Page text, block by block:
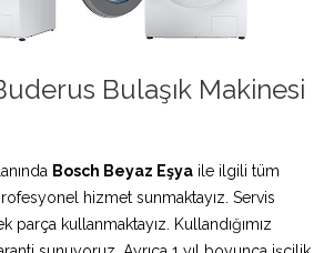
Bulaşık Makinesi
Bosch Beyaz Eşya ile ilgili tüm
hizmet sunmaktayız. Servis
parça kullanmaktayız. Kullandığımız